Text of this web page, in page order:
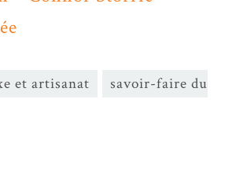
et artisanat
savoir-faire du